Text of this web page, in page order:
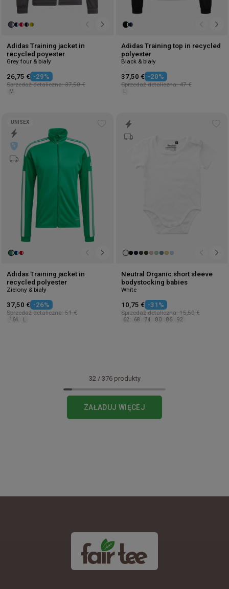
Adidas Training jacket in
recycled poyester
Grey four & biały
26,75 € -29%
Sprzedaż detaliczna: 37,50 €
M
Adidas Training top in recycled
polyester
Black & biały
37,50 € -20%
Sprzedaż detaliczna: 47 €
UNISEX
Adidas Training jacket in
recycled polyester
Zielony & biały
37,50 € -26%
Sprzedaż detaliczna: 51 €
164
Neutral Organic short sleeve
bodystocking babies
White
10,75 € -31%
Sprzedaż detaliczna: 15,50 €
62 68 74 80 86 92
32 / 376produkty
ZAŁADUJ WIĘCEJ